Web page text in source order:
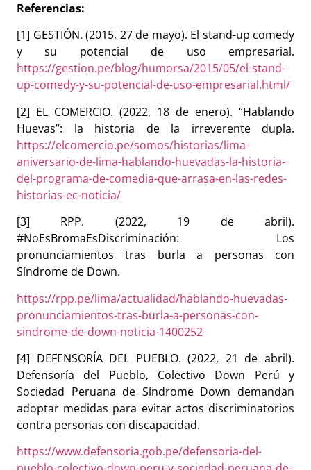
Referencias:
[1] GESTIÓN. (2015, 27 de mayo). El stand-up comedy
y su potencial de uso empresarial.
https://gestion.pe/blog/humorsa/2015/05/el-stand-
up-comedy-y-su-potencial-de-uso-empresarial.html/
[2] EL COMERCIO. (2022, 18 de enero). “Hablando
Huevas”: la historia de la irreverente dupla.
https://elcomercio.pe/somos/historias/lima-
aniversario-de-lima-hablando-huevadas-la-historia-
del-programa-de-comedia-que-arrasa-en-las-redes-
historias-ec-noticia/
[3] RPP. (2022, 19 de abril).
#NoEsBromaEsDiscriminación: Los
pronunciamientos tras burla a personas con
Síndrome de Down.
https://rpp.pe/lima/actualidad/hablando-huevadas-
pronunciamientos-tras-burla-a-personas-con-
sindrome-de-down-noticia-1400252
[4] DEFENSORÍA DEL PUEBLO. (2022, 21 de abril).
Defensoría del Pueblo, Colectivo Down Perú y
Sociedad Peruana de Síndrome Down demandan
adoptar medidas para evitar actos discriminatorios
contra personas con discapacidad.
https://www.defensoria.gob.pe/defensoria-del-